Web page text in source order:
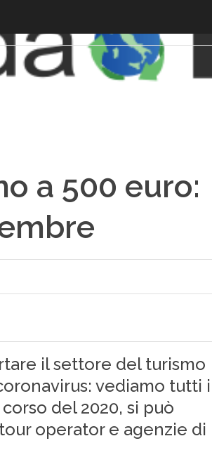
a 500 euro:
il settore del turismo
vediamo tutti i
del 2020, si può
operator e agenzie di